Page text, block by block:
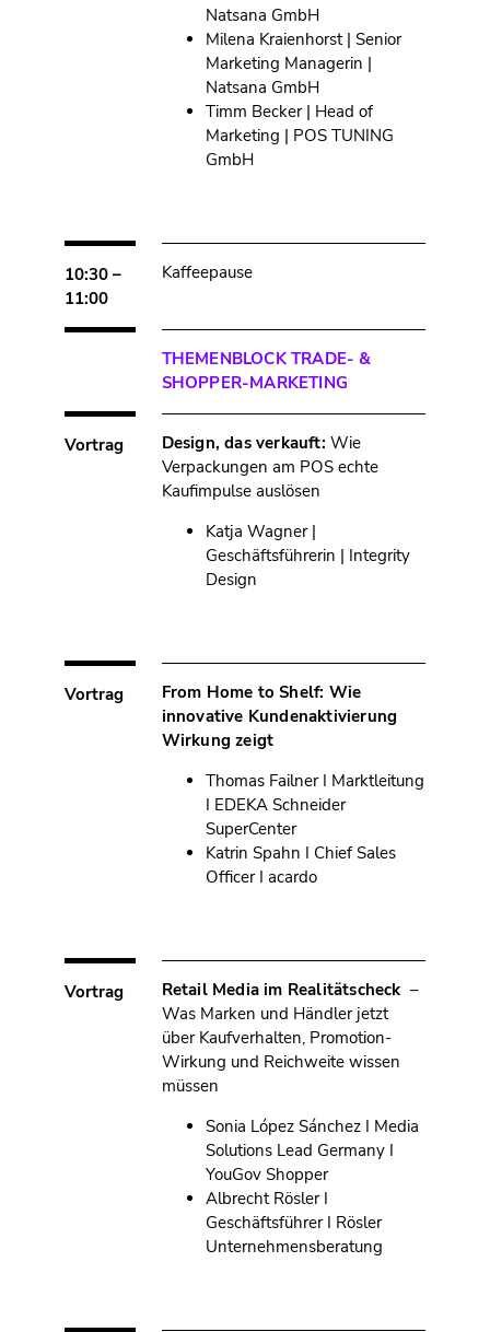
Natsana GmbH
Milena Kraienhorst | Senior
Marketing Managerin |
Natsana GmbH
Timm Becker | Head of
Marketing | POS TUNING
GmbH
10:30 –
11:00
Kaffeepause
THEMENBLOCK TRADE- &
SHOPPER-MARKETING
Vortrag Design, das verkauft: Wie
Verpackungen am POS echte
Kaufimpulse auslösen
Katja Wagner |
Geschäftsführerin | Integrity
Design
Vortrag
From Home to Shelf: Wie
innovative Kundenaktivierung
Wirkung zeigt
Thomas Failner I Marktleitung
I EDEKA Schneider
SuperCenter
Katrin Spahn I Chief Sales
Officer I acardo
Vortrag Retail Media im Realitätscheck –
Was Marken und Händler jetzt
über Kaufverhalten, Promotion-
Wirkung und Reichweite wissen
müssen
Sonia López Sánchez I Media
Solutions Lead Germany I
YouGov Shopper
Albrecht Rösler I
Geschäftsführer I Rösler
Unternehmensberatung